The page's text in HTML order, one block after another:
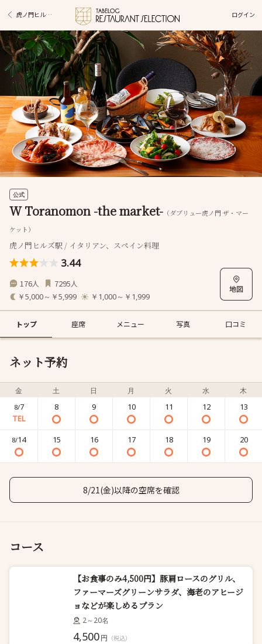
虎ノ門ヒルズ駅グルメ ログイン
公式
W Toranomon -the market- （ダブリュー虎ノ門 ザ・マー
ケット）
虎ノ門ヒルズ駅 / イタリアン、スペイン料理
3.44
176人 7295人
￥5,000～￥5,999 ￥1,000～￥1,999
トップ 座席 メニュー 写真 口コミ
ネット予約
金 土 日 月 火 水 木
8/7 8 9 10 11 12 13
8/14 15 16 17 18 19 20
8/21(金)以降の空席を確認
コース
【お食事のみ4,500円】豚肩ロースのグリル、
ファーマーズグリーンサラダ、海老のアヒージ
ョなどが楽しめるプラン
2～20名
4,500円 （税込）